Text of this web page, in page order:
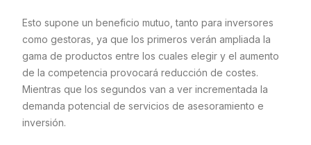
Esto supone un beneficio mutuo, tanto para inversores
como gestoras, ya que los primeros verán ampliada la
gama de productos entre los cuales elegir y el aumento
de la competencia provocará reducción de costes.
Mientras que los segundos van a ver incrementada la
demanda potencial de servicios de asesoramiento e
inversión.